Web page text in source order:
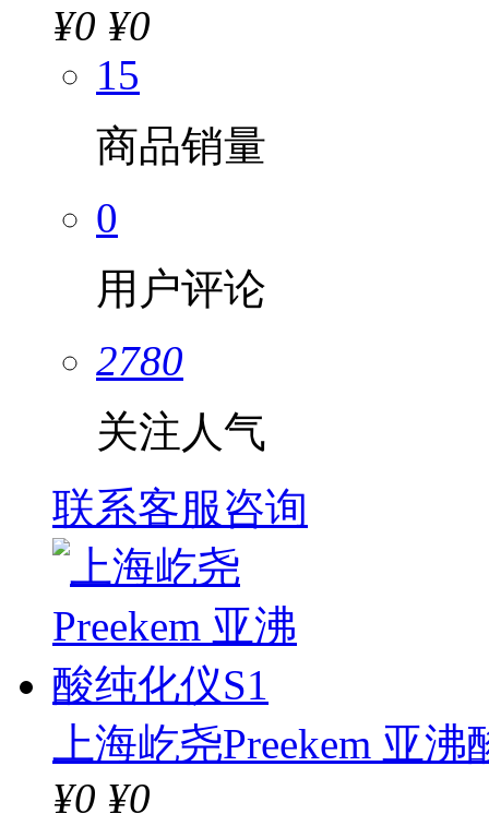
¥0 ¥0
15
商品销量
0
用户评论
2780
关注人气
联系客服咨询
上海屹尧Preekem 亚
¥0 ¥0